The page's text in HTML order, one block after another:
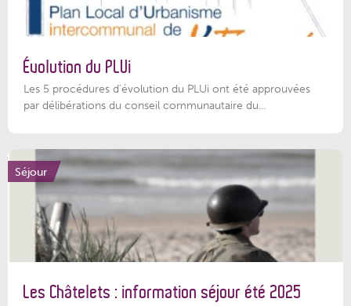
Évolution du PLUi
Les 5 procédures d’évolution du PLUi ont été approuvées
par délibérations du conseil communautaire du...
Séjour
Les Châtelets : information séjour été 2025